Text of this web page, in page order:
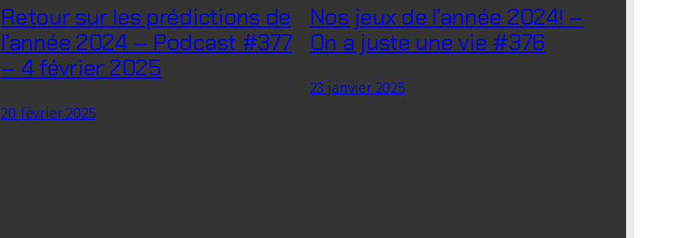
Retour sur les prédictions de
l’année 2024 – Podcast #377
– 4 février 2025
20 février 2025
Nos jeux de l’année 2024! –
On a juste une vie #376
23 janvier 2025